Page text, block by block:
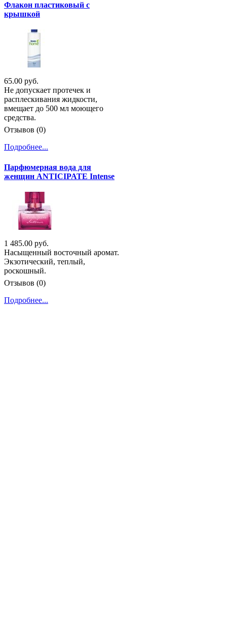
Флакон пластиковый с
крышкой
65.00 руб.
Не допускает протечек и
расплескивания жидкости,
вмещает до 500 мл моющего
средства.
Отзывов (0)
Подробнее...
Парфюмерная вода для
женщин ANTICIPATE Intense
1 485.00 руб.
Насыщенный восточный аромат.
Экзотический, теплый,
роскошный.
Отзывов (0)
Подробнее...